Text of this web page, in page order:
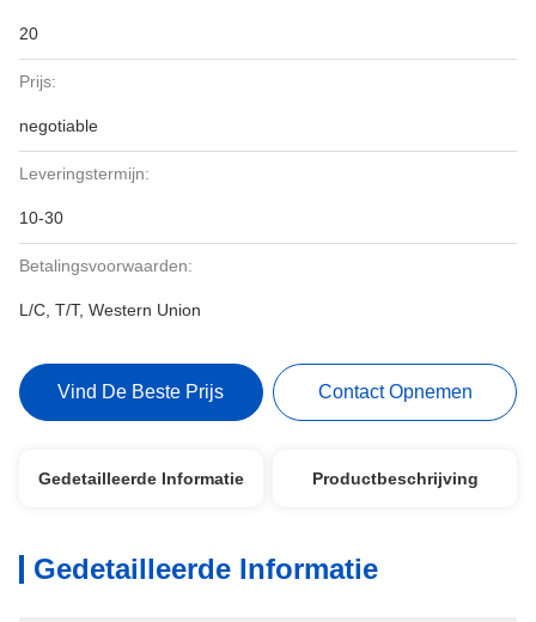
20
Prijs:
negotiable
Leveringstermijn:
10-30
Betalingsvoorwaarden:
L/C, T/T, Western Union
Vind De Beste Prijs Contact Opnemen
Gedetailleerde Informatie Productbeschrijving
Gedetailleerde Informatie